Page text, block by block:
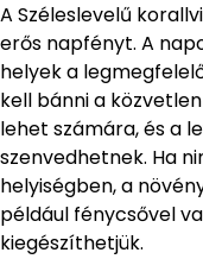
A Széleslevelű
erős napfényt. A
helyek a
kell bánni a
lehet számára, és a
szenvedhetnek. Ha
helyiségben, a
például fénycsővel
kiegészíthetjük.